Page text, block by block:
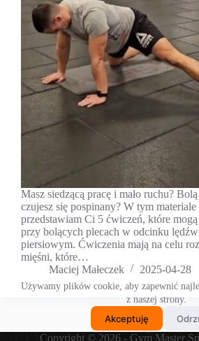
Używamy plików cookie, aby zapewnić
z naszej strony.
Akceptuję
Masz siedzącą pracę i mało ruchu?
czujesz się pospinany? W tym materiale
przedstawiam Ci 5 ćwiczeń, które
przy bolących plecach w odcinku
piersiowym. Ćwiczenia mają na celu
mięśni, które…
Maciej Małeczek
2025-04-28
Copyright © 2026 - Gym Master